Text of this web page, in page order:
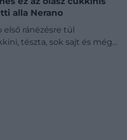
alla Nerano
első ránézésre túl
tészta, sok sajt és még…